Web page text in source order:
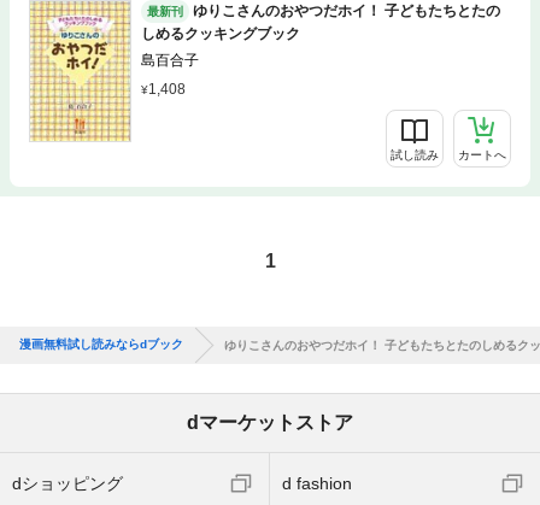
最新刊
ゆりこさんのおやつだホイ！ 子どもたちとたの
しめるクッキングブック
島百合子
1,408
試し読み カートへ
1
漫画無料試し読みならdブック ゆりこさんのおやつだホイ！ 子どもたちとたのしめるク
dマーケットストア
dショッピング d fashion